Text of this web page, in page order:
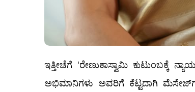
ಇತ್ತೀಚೆಗೆ ʻರೇಣುಕಾಸ್ವಾಮಿ
ಅಭಿಮಾನಿಗಳು ಅವರಿಗೆ ಕೆಟ್ಟದಾಗಿ